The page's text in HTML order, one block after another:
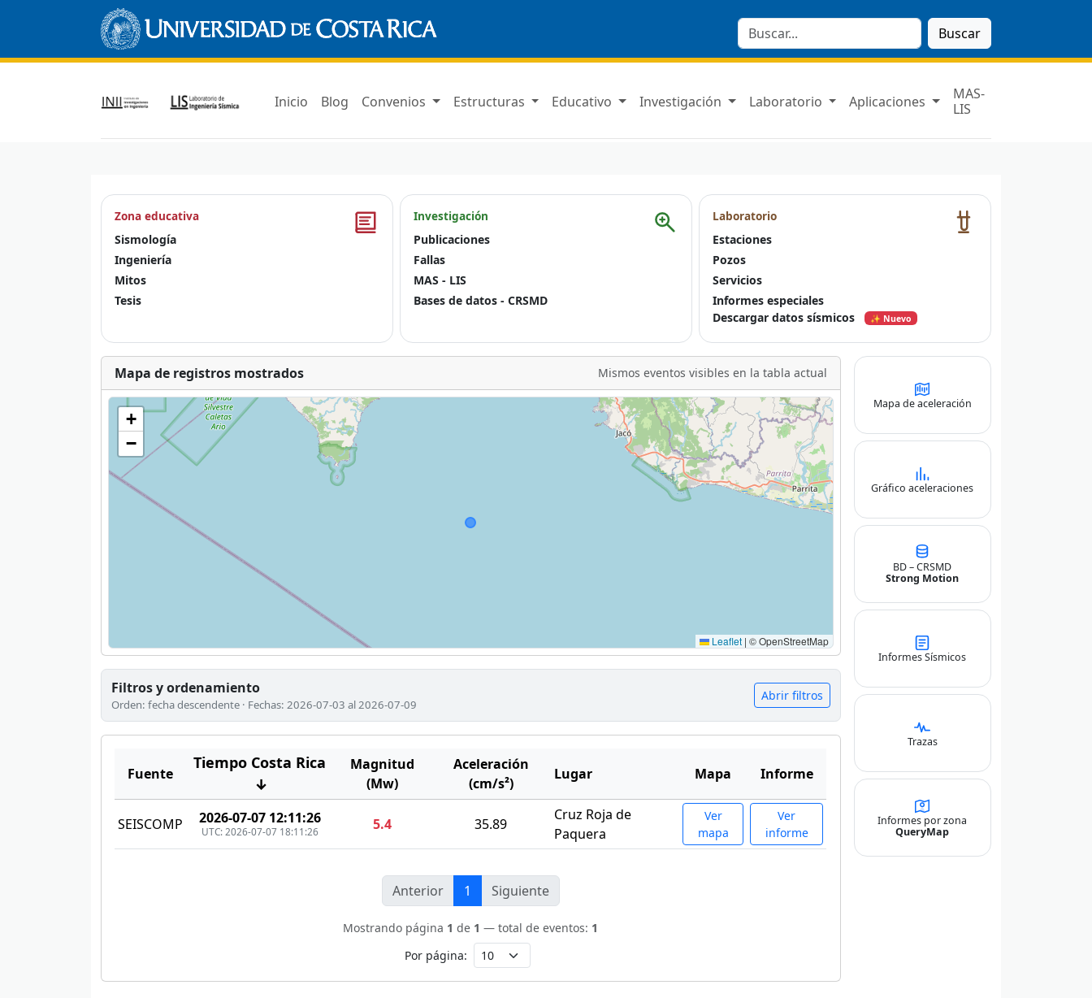
Buscar
Inicio Blog Convenios Estructuras Educativo Investigación Laboratorio Aplicaciones
MAS-
LIS
Zona educativa
Sismología
Ingeniería
Mitos
Tesis
Investigación
Publicaciones
Fallas
MAS - LIS
Bases de datos - CRSMD
Laboratorio
Estaciones
Pozos
Servicios
Informes especiales
Descargar datos sísmicos
✨ Nuevo
Mapa de registros mostrados Mismos eventos visibles en la tabla actual
+
−
Leaflet | © OpenStreetMap
Filtros y ordenamiento
Orden: fecha descendente · Fechas: 2026-07-03 al 2026-07-09
Abrir filtros
Fuente
Tiempo Costa Rica
↓
Magnitud
(Mw)
Aceleración
(cm/s²)
Lugar Mapa Informe
SEISCOMP 2026-07-07 12:11:26
UTC: 2026-07-07 18:11:26 5.4 35.89
Cruz Roja de
Paquera
Ver
mapa
Ver
informe
Anterior 1 Siguiente
Mostrando página 1 de 1 — total de eventos: 1
Por página:
Mapa de aceleración
Gráfico aceleraciones
BD – CRSMD
Strong Motion
Informes Sísmicos
Trazas
Informes por zona
QueryMap